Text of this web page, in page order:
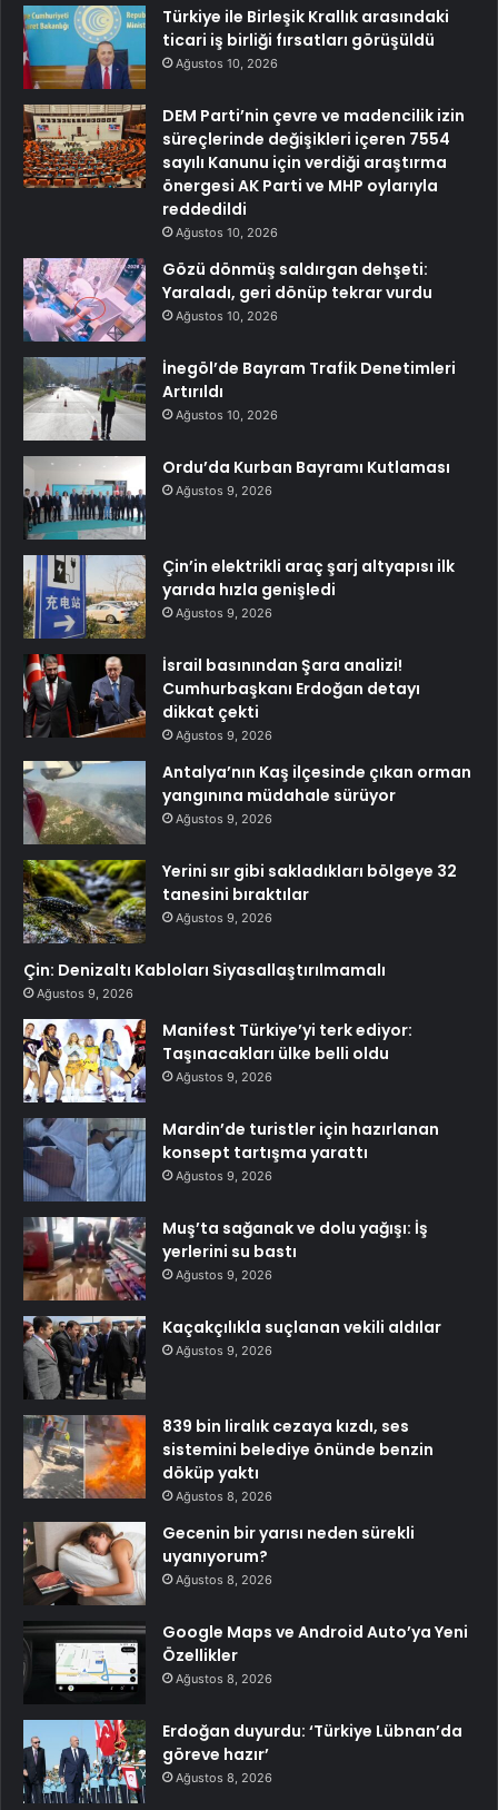
Türkiye ile Birleşik Krallık arasındaki
ticari iş birliği fırsatları görüşüldü
Ağustos 10, 2026
DEM Parti’nin çevre ve madencilik izin
süreçlerinde değişikleri içeren 7554
sayılı Kanunu için verdiği araştırma
önergesi AK Parti ve MHP oylarıyla
reddedildi
Ağustos 10, 2026
Gözü dönmüş saldırgan dehşeti:
Yaraladı, geri dönüp tekrar vurdu
Ağustos 10, 2026
İnegöl’de Bayram Trafik Denetimleri
Artırıldı
Ağustos 10, 2026
Ordu’da Kurban Bayramı Kutlaması
Ağustos 9, 2026
Çin’in elektrikli araç şarj altyapısı ilk
yarıda hızla genişledi
Ağustos 9, 2026
İsrail basınından Şara analizi!
Cumhurbaşkanı Erdoğan detayı
dikkat çekti
Ağustos 9, 2026
Antalya’nın Kaş ilçesinde çıkan orman
yangınına müdahale sürüyor
Ağustos 9, 2026
Yerini sır gibi sakladıkları bölgeye 32
tanesini bıraktılar
Ağustos 9, 2026
Çin: Denizaltı Kabloları Siyasallaştırılmamalı
Ağustos 9, 2026
Manifest Türkiye’yi terk ediyor:
Taşınacakları ülke belli oldu
Ağustos 9, 2026
Mardin’de turistler için hazırlanan
konsept tartışma yarattı
Ağustos 9, 2026
Muş’ta sağanak ve dolu yağışı: İş
yerlerini su bastı
Ağustos 9, 2026
Kaçakçılıkla suçlanan vekili aldılar
Ağustos 9, 2026
839 bin liralık cezaya kızdı, ses
sistemini belediye önünde benzin
döküp yaktı
Ağustos 8, 2026
Gecenin bir yarısı neden sürekli
uyanıyorum?
Ağustos 8, 2026
Google Maps ve Android Auto’ya Yeni
Özellikler
Ağustos 8, 2026
Erdoğan duyurdu: ‘Türkiye Lübnan’da
göreve hazır’
Ağustos 8, 2026